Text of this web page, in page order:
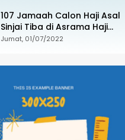
107 Jamaah Calon Haji Asal
Sinjai Tiba di Asrama Haji
Sudiang
Jumat, 01/07/2022